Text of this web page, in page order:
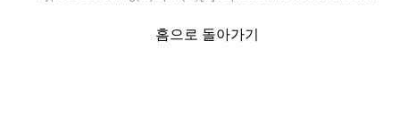
홈으로 돌아가기